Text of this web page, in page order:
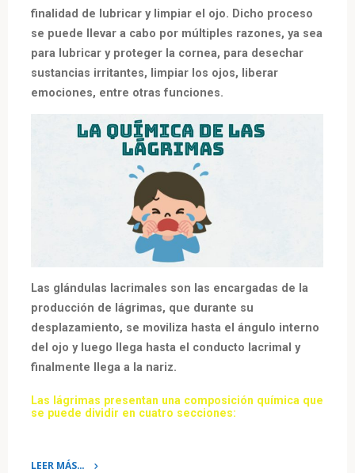
finalidad de lubricar y limpiar el ojo. Dicho proceso
se puede llevar a cabo por múltiples razones, ya sea
para lubricar y proteger la cornea, para desechar
sustancias irritantes, limpiar los ojos, liberar
emociones, entre otras funciones.
Las glándulas lacrimales son las encargadas de la
producción de lágrimas, que durante su
desplazamiento, se moviliza hasta el ángulo interno
del ojo y luego llega hasta el conducto lacrimal y
finalmente llega a la nariz.
Las lágrimas presentan una composición química que
se puede dividir en cuatro secciones:
LEER MÁS…